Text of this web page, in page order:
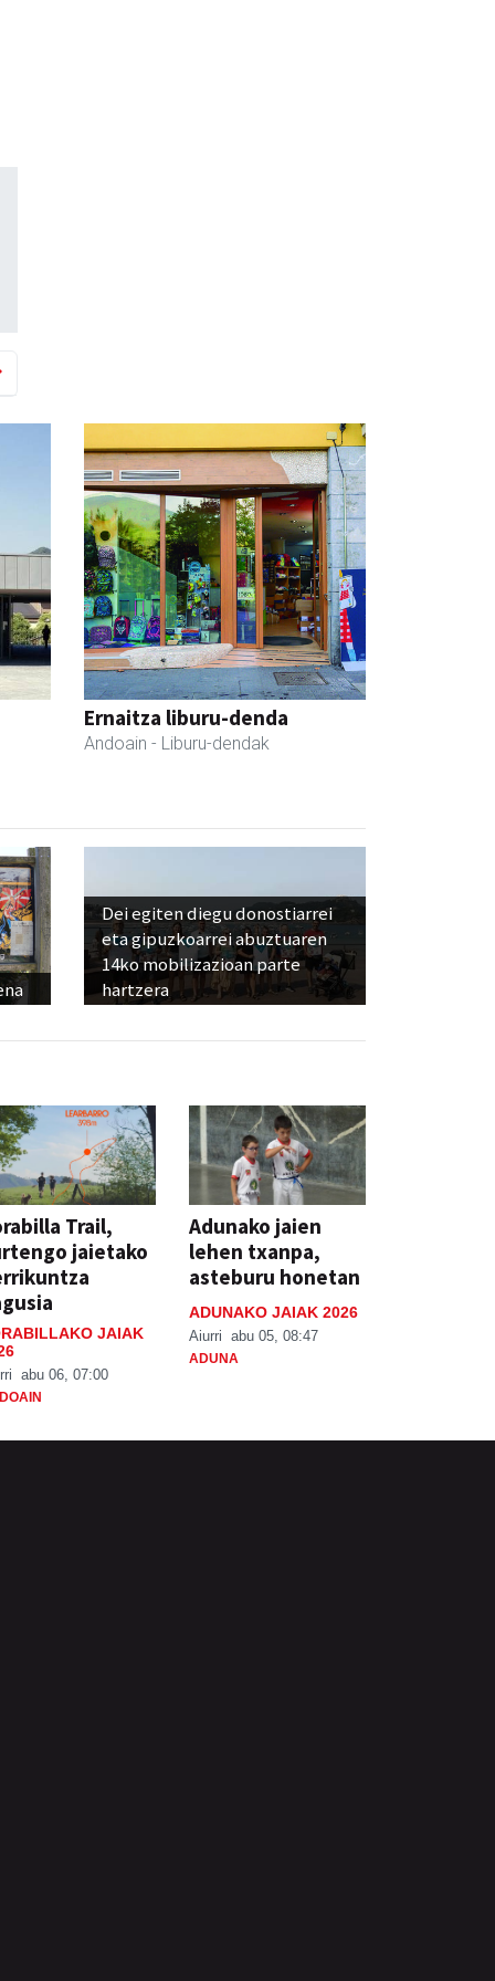
Ernaitza liburu-denda
Andoain - Liburu-dendak
Dei egiten diegu donostiarrei
eta gipuzkoarrei abuztuaren
14ko mobilizazioan parte
hartzera
Trail,
jaietako
JAIAK
abu 06, 07:00
Adunako jaien
lehen txanpa,
asteburu honetan
ADUNAKO JAIAK 2026
Aiurri abu 05, 08:47
ADUNA